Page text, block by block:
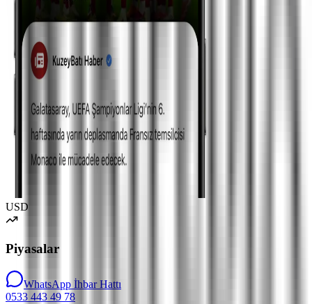
USD
Piyasalar
WhatsApp İhbar Hattı
0533 443 49 78